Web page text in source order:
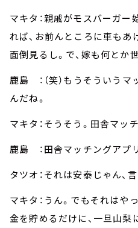
マキタ：親戚がモスバーガー
れば、お前んところに車もあ
面倒見るし。で、嫁も何とか
鹿島 ：（笑）もうそういう
んだね。
マキタ：そうそう。田舎マッ
鹿島 ：田舎マッチングアプ
タツオ：それは安泰じゃん、言
マキタ：うん。でもそれはや
金を貯めるだけに、一旦山梨